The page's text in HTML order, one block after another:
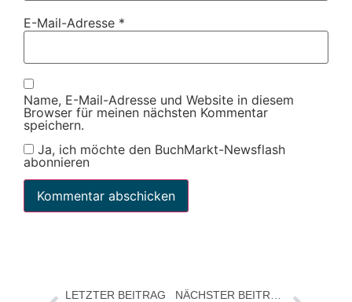
E-Mail-Adresse *
Name, E-Mail-Adresse und Website in diesem
Browser für meinen nächsten Kommentar
speichern.
Ja, ich möchte den BuchMarkt-Newsflash
abonnieren
LETZTER BEITRAG